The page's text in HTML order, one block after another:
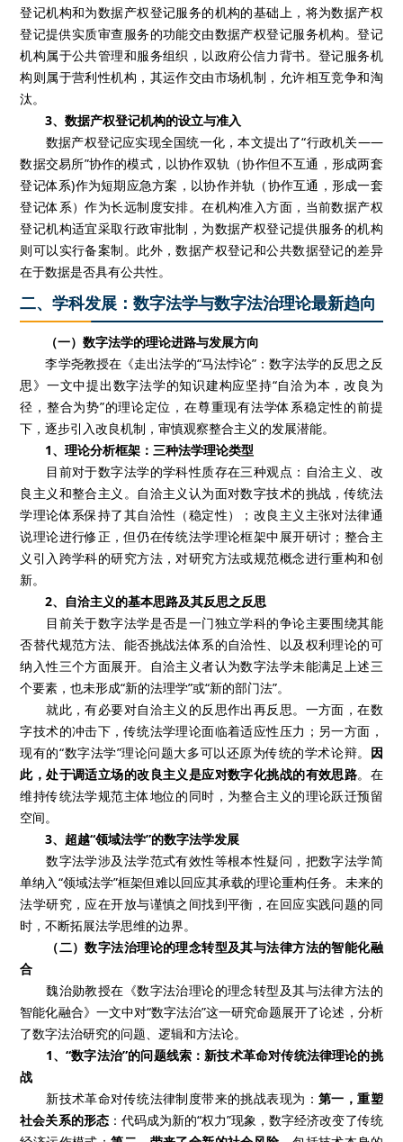
登记机构和为数据产权登记服务的机构的基础上，将为数据产权
登记提供实质审查服务的功能交由数据产权登记服务机构。登记
机构属于公共管理和服务组织，以政府公信力背书。登记服务机
构则属于营利性机构，其运作交由市场机制，允许相互竞争和淘
汰。
3、数据产权登记机构的设立与准入
数据产权登记应实现全国统一化，本文提出了“行政机关——
数据交易所”协作的模式，以协作双轨（协作但不互通，形成两套
登记体系)作为短期应急方案，以协作并轨（协作互通，形成一套
登记体系）作为长远制度安排。在机构准入方面，当前数据产权
登记机构适宜采取行政审批制，为数据产权登记提供服务的机构
则可以实行备案制。此外，数据产权登记和公共数据登记的差异
在于数据是否具有公共性。
二、学科发展：数字法学与数字法治理论最新趋向
（一）数字法学的理论进路与发展方向
李学尧教授在《走出法学的“马法悖论”：数字法学的反思之反
思》一文中提出数字法学的知识建构应坚持“自洽为本，改良为
径，整合为势”的理论定位，在尊重现有法学体系稳定性的前提
下，逐步引入改良机制，审慎观察整合主义的发展潜能。
1、理论分析框架：三种法学理论类型
目前对于数字法学的学科性质存在三种观点：自洽主义、改
良主义和整合主义。自洽主义认为面对数字技术的挑战，传统法
学理论体系保持了其自洽性（稳定性）；改良主义主张对法律通
说理论进行修正，但仍在传统法学理论框架中展开研讨；整合主
义引入跨学科的研究方法，对研究方法或规范概念进行重构和创
新。
2、自洽主义的基本思路及其反思之反思
目前关于数字法学是否是一门独立学科的争论主要围绕其能
否替代规范方法、能否挑战法体系的自洽性、以及权利理论的可
纳入性三个方面展开。自洽主义者认为数字法学未能满足上述三
个要素，也未形成“新的法理学”或“新的部门法”。
就此，有必要对自洽主义的反思作出再反思。一方面，在数
字技术的冲击下，传统法学理论面临着适应性压力；另一方面，
现有的“数字法学”理论问题大多可以还原为传统的学术论辩。 因
此，处于调适立场的改良主义是应对数字化挑战的有效思路。在
维持传统法学规范主体地位的同时，为整合主义的理论跃迁预留
空间。
3、超越“领域法学”的数字法学发展
数字法学涉及法学范式有效性等根本性疑问，把数字法学简
单纳入“领域法学”框架但难以回应其承载的理论重构任务。未来的
法学研究，应在开放与谨慎之间找到平衡，在回应实践问题的同
时，不断拓展法学思维的边界。
（二）数字法治理论的理念转型及其与法律方法的智能化融
合
魏治勋教授在《数字法治理论的理念转型及其与法律方法的
智能化融合》一文中对“数字法治”这一研究命题展开了论述，分析
了数字法治研究的问题、逻辑和方法论。
1、“数字法治”的问题线索：新技术革命对传统法律理论的挑
战
新技术革命对传统法律制度带来的挑战表现为： 第一，重塑
社会关系的形态：代码成为新的“权力”现象，数字经济改变了传统